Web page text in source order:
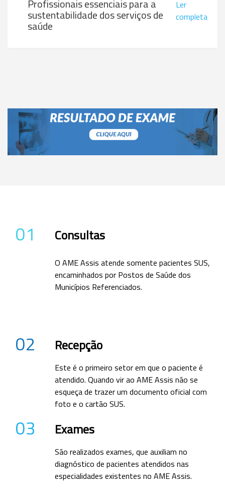
Profissionais essenciais para a
sustentabilidade dos serviços de
saúde
Ler
completa
01 Consultas
O AME Assis atende somente pacientes SUS,
encaminhados por Postos de Saúde dos
Municípios Referenciados.
02 Recepção
Este é o primeiro setor em que o paciente é
atendido. Quando vir ao AME Assis não se
esqueça de trazer um documento oficial com
foto e o cartão SUS.
03 Exames
São realizados exames, que auxiliam no
diagnóstico de pacientes atendidos nas
especialidades existentes no AME Assis.